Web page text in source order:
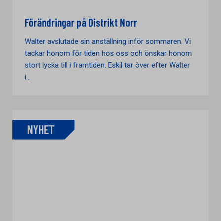
Förändringar på Distrikt Norr
Walter avslutade sin anställning inför sommaren. Vi
tackar honom för tiden hos oss och önskar honom
stort lycka till i framtiden. Eskil tar över efter Walter
i...
NYHET